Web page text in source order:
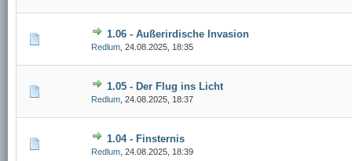
1.06 - Außerirdische Invasion
Redlum 24.08.2025, 18:35
1.05 - Der Flug ins Licht
Redlum 24.08.2025, 18:37
1.04 - Finsternis
Redlum 24.08.2025, 18:39